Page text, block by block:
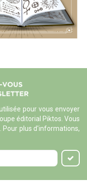
pour vous envoyer
éditorial Piktos. Vous
plus d'informations,